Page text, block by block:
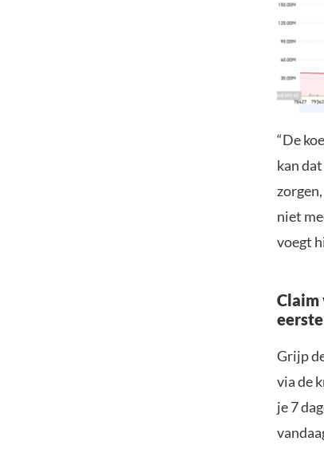
“De
kan
niet
voegt
Claim
Grijp
via de
je 7